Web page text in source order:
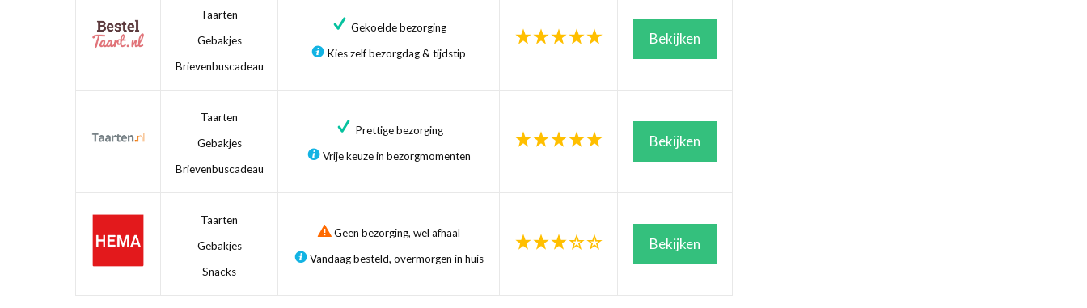
Taarten
Gebakjes
Brievenbuscadeau
Gekoelde bezorging
Kies zelf bezorgdag & tijdstip
Bekijken
Taarten
Gebakjes
Brievenbuscadeau
Prettige bezorging
Vrije keuze in bezorgmomenten
Bekijken
Taarten
Gebakjes
Snacks
Geen bezorging, wel afhaal
Vandaag besteld, overmorgen in huis
Bekijken